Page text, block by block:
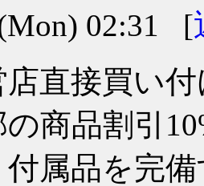
02:31 [
店直接買い
の商品割引
付属品を完